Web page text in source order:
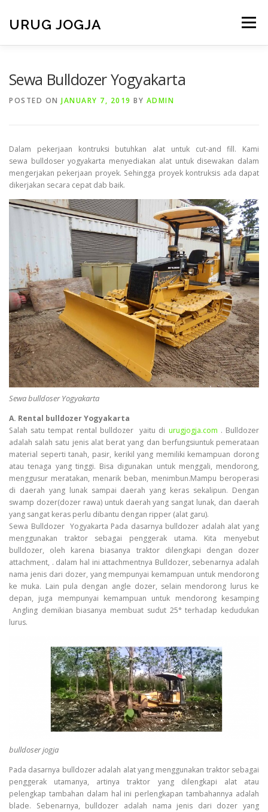
content
URUG JOGJA Menu
CONTACT
Sewa Bulldozer Yogyakarta
POSTED ON JANUARY 7, 2019 BY ADMIN
Dalam pekerjaan kontruksi butuhkan alat untuk cut-and fill. Kami
sewa bulldoser yogyakarta menyediakan alat untuk disewakan dalam
mengerjakan pekerjaan proyek. Sehingga proyek kontruksis ada dapat
dikerjakan secara cepat dab baik.
Sewa bulldoser Yogyakarta
A. Rental bulldozer Yogyakarta
Salah satu tempat rental bulldozer yaitu di urugjogja.com . Bulldozer
adalah salah satu jenis alat berat yang dan berfungsiuntuk pemerataan
material seperti tanah, pasir, kerikil yang memiliki kemampuan dorong
atau tenaga yang tinggi. Bisa digunakan untuk menggali, mendorong,
menggusur meratakan, menarik beban, menimbun.Mampu beroperasi
di daerah yang lunak sampai daerah yang keras sekalipun. Dengan
swamp dozer(dozer rawa) untuk daerah yang sangat lunak, dan daerah
yang sangat keras perlu dibantu dengan ripper (alat garu).
Sewa Bulldozer Yogyakarta Pada dasarnya bulldozer adalah alat yang
menggunakan traktor sebagai penggerak utama. Kita menyebut
bulldozer, oleh karena biasanya traktor dilengkapi dengan dozer
attachment, . dalam hal ini attachmentnya Bulldozer, sebenarnya adalah
nama jenis dari dozer, yang mempunyai kemampuan untuk mendorong
ke muka. Lain pula dengan angle dozer, selain mendorong lurus ke
depan, juga mempunyai kemampuan untuk mendorong kesamping
Angling demikian biasanya membuat sudut 25° terhadap kedudukan
lurus.
bulldoser jogja
Pada dasarnya bulldozer adalah alat yang menggunakan traktor sebagai
penggerak utamanya, artinya traktor yang dilengkapi alat atau
pelengkap tambahan dalam hal ini perlengkapan tambahannya adalah
blade. Sebenarnya, bulldozer adalah nama jenis dari dozer yang